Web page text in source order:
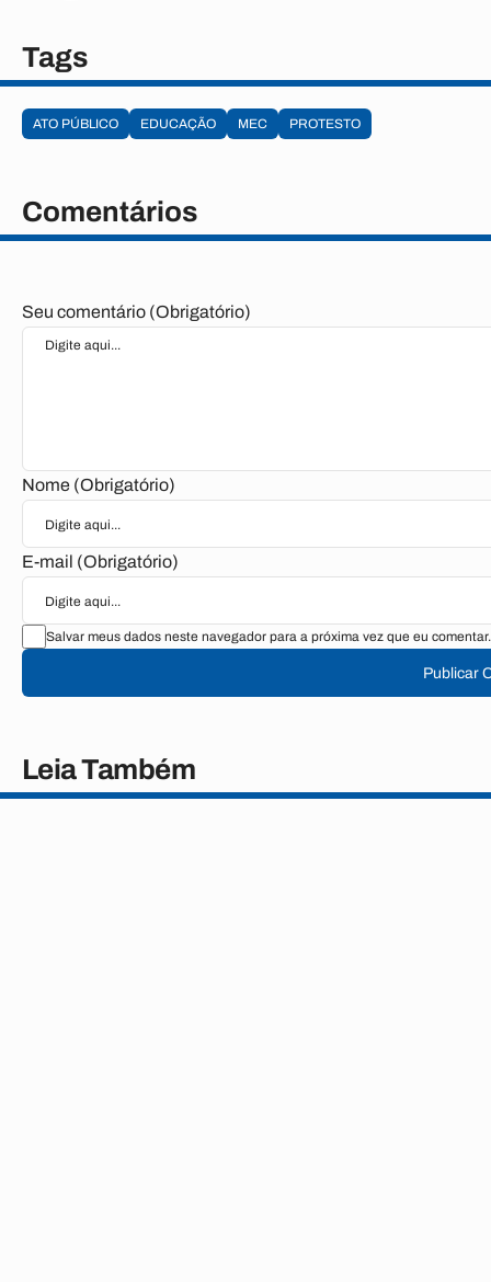
Tags
ATO PÚBLICO EDUCAÇÃO MEC PROTESTO
Comentários
Seu comentário (Obrigatório)
Nome (Obrigatório)
E-mail (Obrigatório)
Salvar meus dados neste navegador para a próxima vez que eu comentar.
Publicar
Leia Também